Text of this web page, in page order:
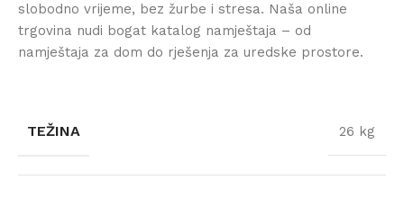
slobodno vrijeme, bez žurbe i stresa. Naša online
trgovina nudi bogat katalog namještaja – od
namještaja za dom do rješenja za uredske prostore.
TEŽINA 26 kg